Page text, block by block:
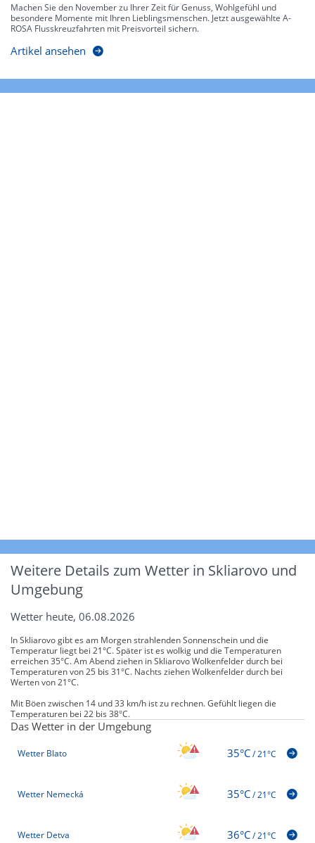
Machen Sie den November zu Ihrer Zeit für Genuss, Wohlgefühl und
besondere Momente mit Ihren Lieblingsmenschen. Jetzt ausgewählte A-
ROSA Flusskreuzfahrten mit Preisvorteil sichern.
Artikel ansehen
Weitere Details zum Wetter in Skliarovo und
Umgebung
Wetter heute, 06.08.2026
In Skliarovo gibt es am Morgen strahlenden Sonnenschein und die
Temperatur liegt bei 21°C. Später ist es wolkig und die Temperaturen
erreichen 35°C. Am Abend ziehen in Skliarovo Wolkenfelder durch bei
Temperaturen von 25 bis 31°C. Nachts ziehen Wolkenfelder durch bei
Werten von 21°C.
Mit Böen zwischen 14 und 33 km/h ist zu rechnen. Gefühlt liegen die
Temperaturen bei 22 bis 38°C.
Das Wetter in der Umgebung
Wetter Blato 35°C/21°C
Wetter Nemecká 35°C/21°C
Wetter Detva 36°C/21°C